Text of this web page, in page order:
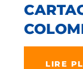
LIRE